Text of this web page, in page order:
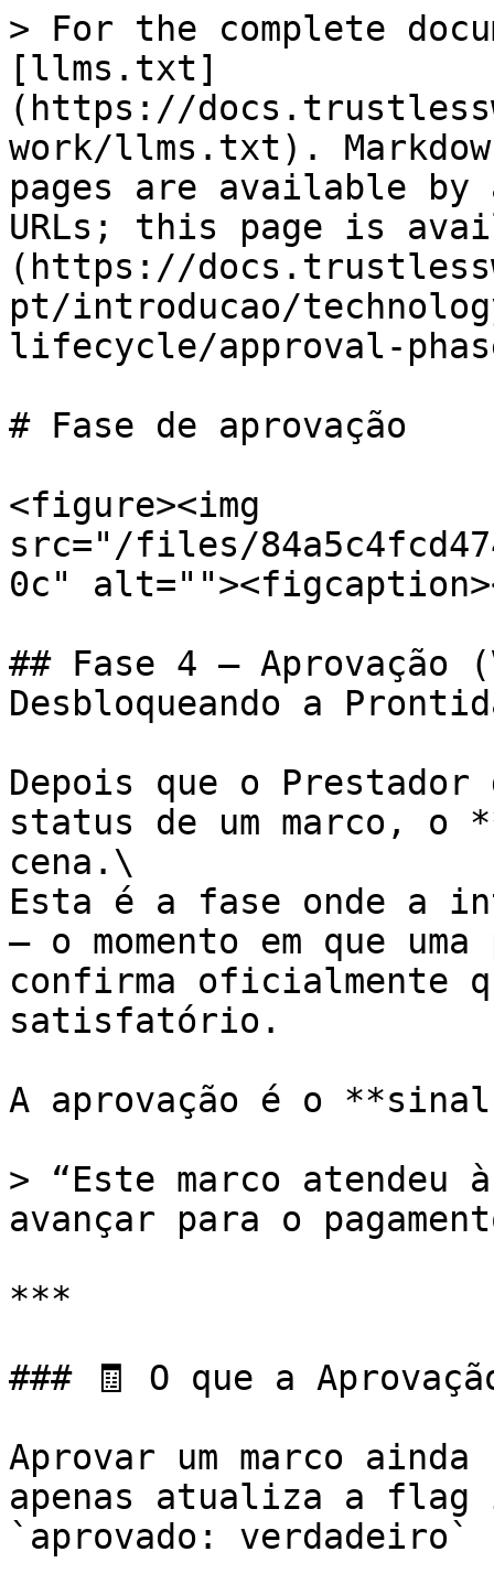
> For the complete
[llms.txt]
(https://
work/llms.txt).
pages are available by
URLs; this page is
(https://
pt/introducao/
lifecycle/approval-
# Fase de aprovação
<figure><img
src="/files/
0c"
## Fase 4 — Aprovação
Desbloqueando a
Depois que o
status de um marco, o
cena.\
Esta é a fase onde a
— o momento em que
confirma oficialmente
satisfatório.
A aprovação é o
> “Este marco atendeu
avançar para o
***
### 🧾 O que a
Aprovar um marco
apenas atualiza a flag
`aprovado: verdadeiro`